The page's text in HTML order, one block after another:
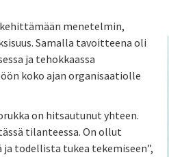
menetelmin,
Samalla tavoitteena oli
ja tehokkaassa
koko ajan organisaatiolle
on hitsautunut yhteen.
tilanteessa. On ollut
todellista tukea tekemiseen”,